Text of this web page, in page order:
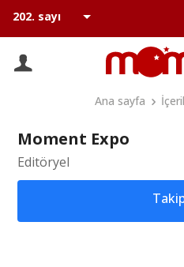
Ana sayfa
Moment Expo
Editöryel